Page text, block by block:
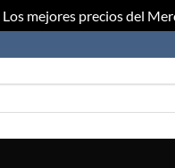
Los mejores precios del